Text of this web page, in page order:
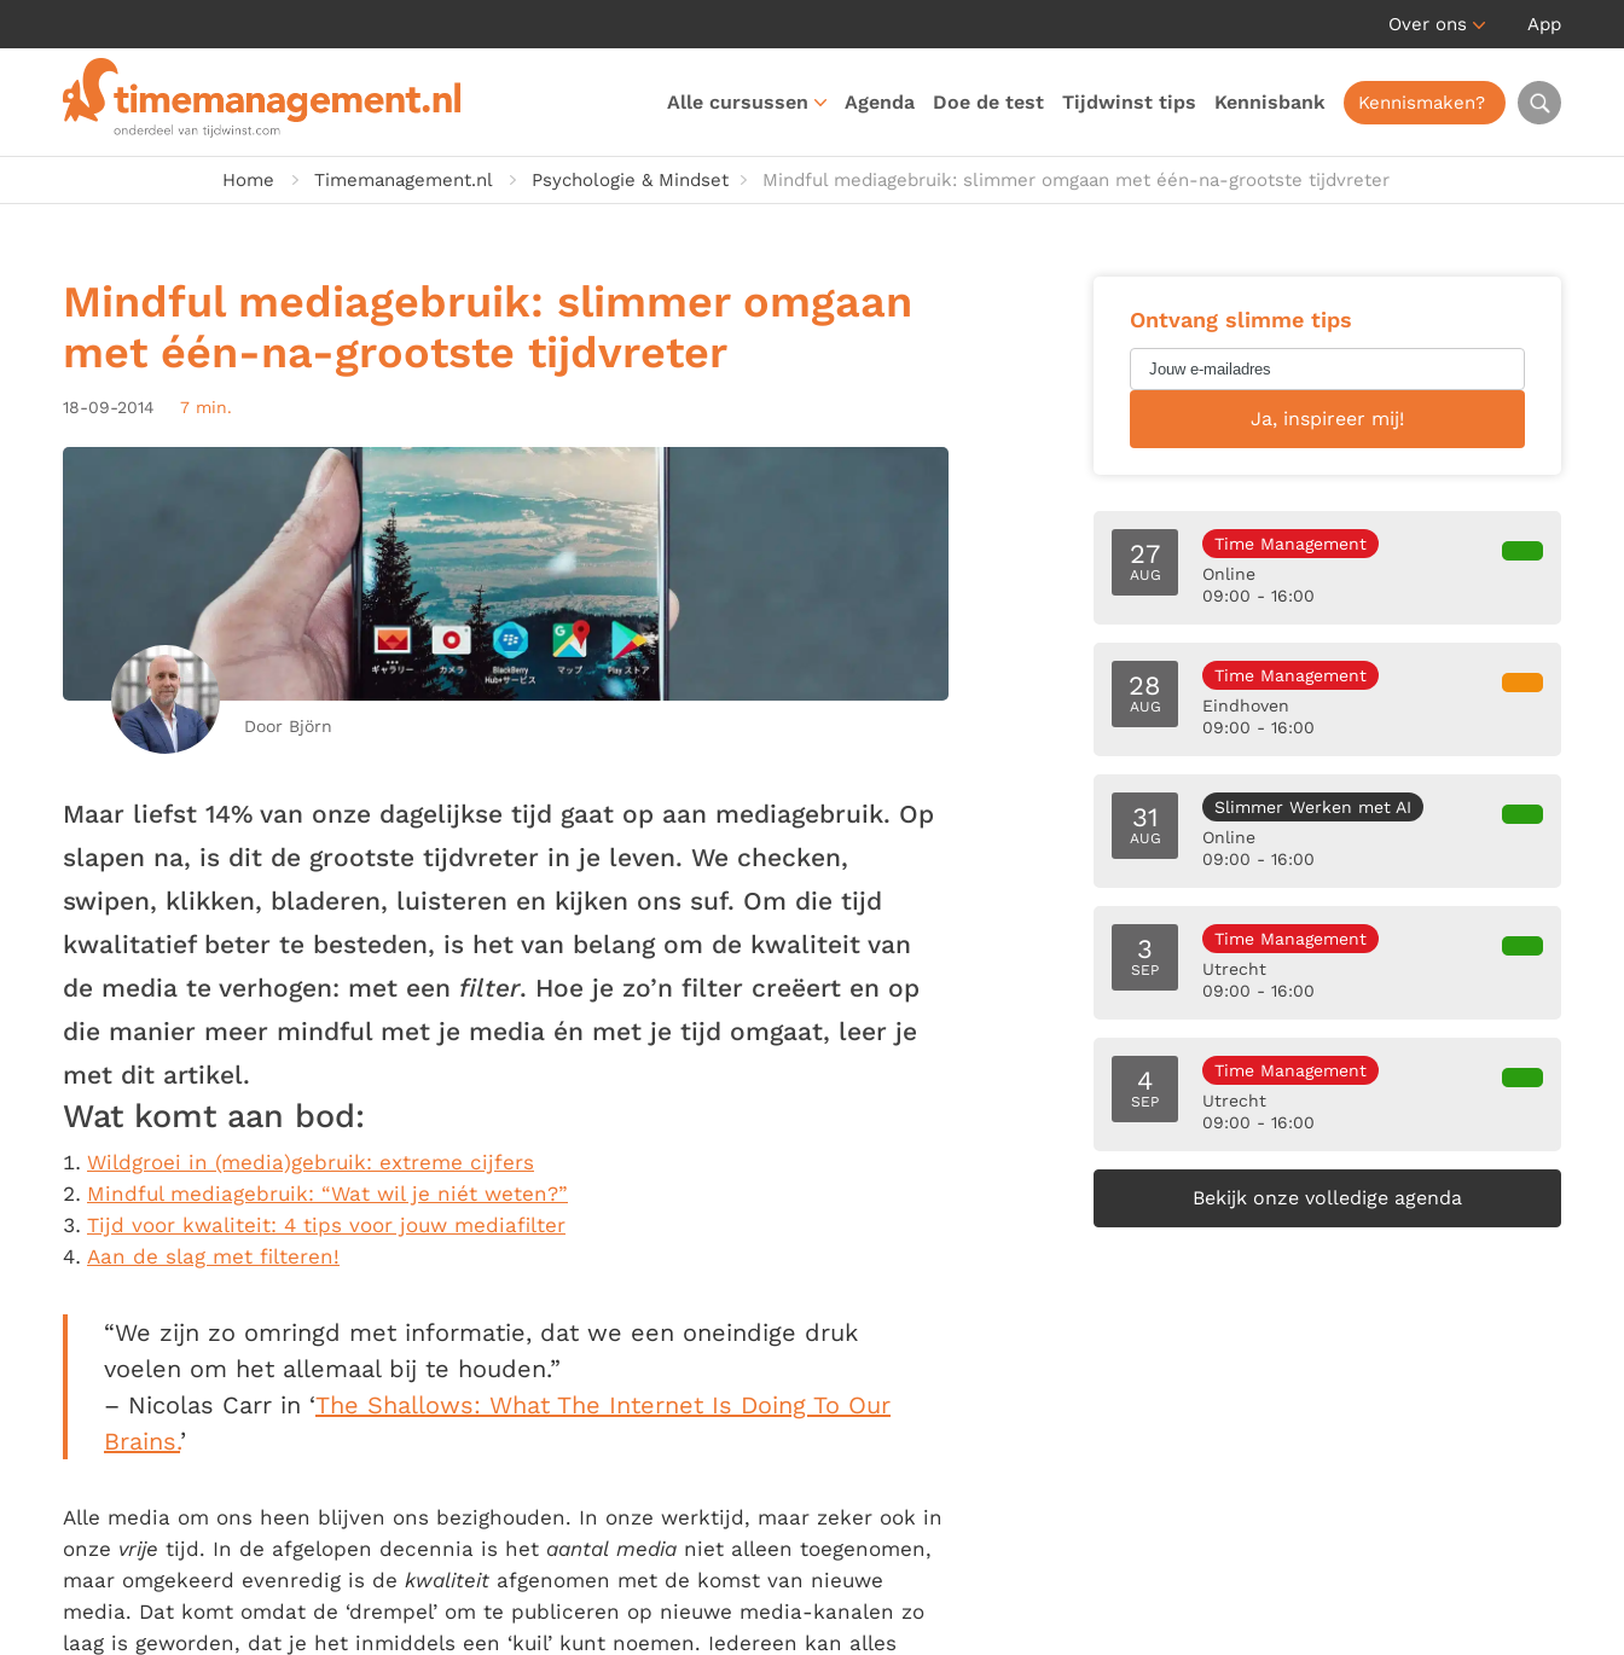
Over ons App
Alle cursussen Agenda Doe de test Tijdwinst tips Kennisbank Kennismaken?
Home Timemanagement.nl Psychologie & Mindset Mindful mediagebruik: slimmer omgaan met één-na-grootste tijdvreter
Mindful mediagebruik: slimmer omgaan
met één-na-grootste tijdvreter
18-09-2014 7 min.
Door Björn
Maar liefst 14% van onze dagelijkse tijd gaat op aan mediagebruik. Op
slapen na, is dit de grootste tijdvreter in je leven. We checken,
swipen, klikken, bladeren, luisteren en kijken ons suf. Om die tijd
kwalitatief beter te besteden, is het van belang om de kwaliteit van
de media te verhogen: met een filter. Hoe je zo’n filter creëert en op
die manier meer mindful met je media én met je tijd omgaat, leer je
met dit artikel.
Wat komt aan bod:
Wildgroei in (media)gebruik: extreme cijfers
Mindful mediagebruik: “Wat wil je niét weten?”
Tijd voor kwaliteit: 4 tips voor jouw mediafilter
Aan de slag met filteren!
“We zijn zo omringd met informatie, dat we een oneindige druk
voelen om het allemaal bij te houden.”
– Nicolas Carr in ‘The Shallows: What The Internet Is Doing To Our
Brains.’
Alle media om ons heen blijven ons bezighouden. In onze werktijd, maar zeker ook in
onze vrije tijd. In de afgelopen decennia is het aantal media niet alleen toegenomen,
maar omgekeerd evenredig is de kwaliteit afgenomen met de komst van nieuwe
media. Dat komt omdat de ‘drempel’ om te publiceren op nieuwe media-kanalen zo
laag is geworden, dat je het inmiddels een ‘kuil’ kunt noemen. Iedereen kan alles
Ontvang slimme tips
27
AUG
Time Management
Online
09:00 - 16:00
28
AUG
Time Management
Eindhoven
09:00 - 16:00
31
AUG
Slimmer Werken met AI
Online
09:00 - 16:00
3
SEP
Time Management
Utrecht
09:00 - 16:00
4
SEP
Time Management
Utrecht
09:00 - 16:00
Bekijk onze volledige agenda